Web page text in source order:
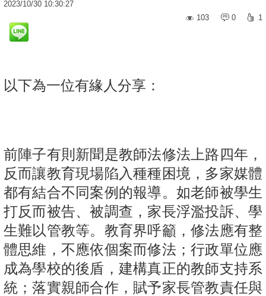
2023/10/30 10:30:27
103
0 1
以下為一位有緣人分享：
前陣子有則新聞是教師法修法上路四年，
反而讓教育現場陷入種種困境，多家媒體
都有結合不同案例的報導。如老師被學生
打反而被告、被調查，家長浮濫投訴、學
生難以管教等。教育界呼籲，修法應有整
體思維，不應依個案而修法；行政單位應
成為學校的後盾，建構真正的教師支持系
統；落實親師合作，賦予家長管教責任與